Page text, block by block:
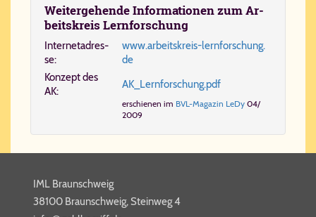
Wei­ter­ge­hen­de In­for­ma­ti­o­nen zum Ar­
beits­kreis Lern­for­schung
In­ter­net­adres­
se:
www.​ar​beits​kreis-​lern​for​schung.​
de
Kon­zept des
AK:
AK_​Lern​for​schung.​pdf
er­schie­nen im BVL-​Ma­ga­zin Le­Dy 04/​
2009
IML Braunschweig
38100 Braunschweig, Steinweg 4